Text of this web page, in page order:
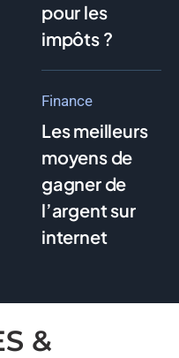
pour les
impôts ?
Finance
Les meilleurs
moyens de
gagner de
l’argent sur
internet